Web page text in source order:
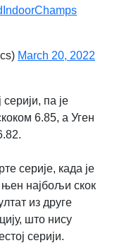
March 20, 2022
па је
6.85, а Уген
серије, када је
најбољи скок
из друге
што нису
серији.